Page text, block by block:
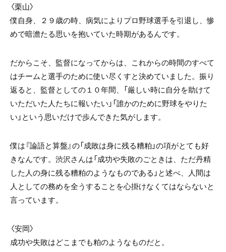
〈栗山〉
僕自身、２９歳の時、病気によりプロ野球選手を引退し、惨
めで暗澹たる思いを抱いていた時期があるんです。
だからこそ、監督になってからは、これからの時間のすべて
はチームと選手のために使い尽くすと決めていました。振り
返ると、監督としての１０年間、「厳しい時に自分を助けて
いただいた人たちに報いたい」「誰かのために野球をやりた
い」という思いだけで歩んできた気がします。
僕は『論語と算盤』の「成敗は身に残る糟粕」の項がとても好
きなんです。渋沢さんは「成功や失敗のごときは、ただ丹精
した人の身に残る糟粕のようなものである」と述べ、人間は
人としての務めを全うすることを心掛けなくてはならないと
言っています。
〈安岡〉
成功や失敗はどこまでも粕のようなものだと。